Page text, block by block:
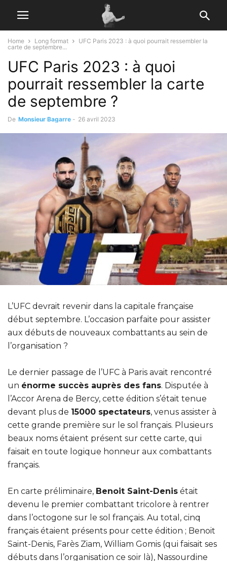
Home Long format
UFC Paris 2023 : à quoi pourrait ressembler la
carte de septembre...
UFC Paris 2023 : à quoi
pourrait ressembler la carte
de septembre ?
De Monsieur Bagarre - 26 avril 2023
L’UFC devrait revenir dans la capitale française
début septembre. L’occasion parfaite pour assister
aux débuts de nouveaux combattants au sein de
l’organisation ?
Le dernier passage de l’UFC à Paris avait rencontré
un énorme succès auprès des fans. Disputée à
l’Accor Arena de Bercy, cette édition s’était tenue
devant plus de 15000 spectateurs, venus assister à
cette grande première sur le sol français. Plusieurs
beaux noms étaient présent sur cette carte, qui
faisait en toute logique honneur aux combattants
français.
En carte préliminaire, Benoit Saint-Denis était
devenu le premier combattant tricolore à rentrer
dans l’octogone sur le sol français. Au total, cinq
français étaient présents pour cette édition ; Benoit
Saint-Denis, Farès Ziam, William Gomis (qui faisait ses
débuts dans l’organisation ce soir là), Nassourdine